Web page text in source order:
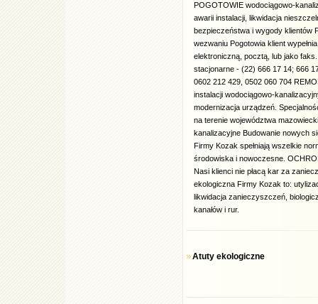
POGOTOWIE wodociągowo-
awarii instalacji, likwidacja
bezpieczeństwa i wygody klientów
wezwaniu Pogotowia klient
elektroniczną, pocztą, lub jako
stacjonarne - (22) 666 17 14; 666
0602 212 429, 0502 060 704
instalacji wodociągowo-
modernizacja urządzeń.
na terenie województwa
kanalizacyjne Budowanie nowych
Firmy Kozak spełniają wszelkie
środowiska i nowoczesne.
Nasi klienci nie płacą kar za
ekologiczna Firmy Kozak to:
likwidacja zanieczyszczeń,
kanałów i rur.
Atuty ekologiczne